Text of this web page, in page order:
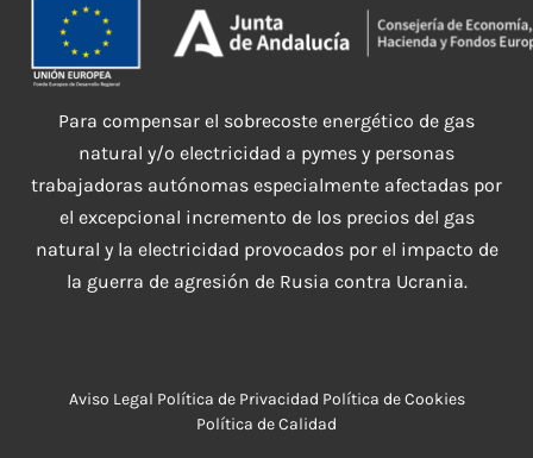
Para compensar el sobrecoste energético de gas
natural y/o electricidad a pymes y personas
trabajadoras autónomas especialmente afectadas por
el excepcional incremento de los precios del gas
natural y la electricidad provocados por el impacto de
la guerra de agresión de Rusia contra Ucrania.
Aviso Legal Política de Privacidad Política de Cookies
Política de Calidad